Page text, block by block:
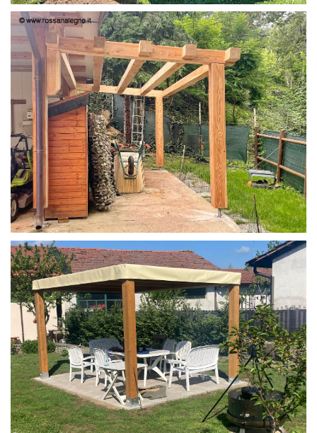
STRUTTURA IN LARICE U/F CON INCASTRI
PERGOLA